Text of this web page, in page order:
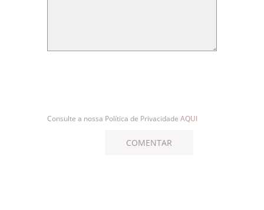
Consulte a nossa Política de Privacidade AQUI